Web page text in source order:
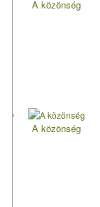
A közönség
A közönség